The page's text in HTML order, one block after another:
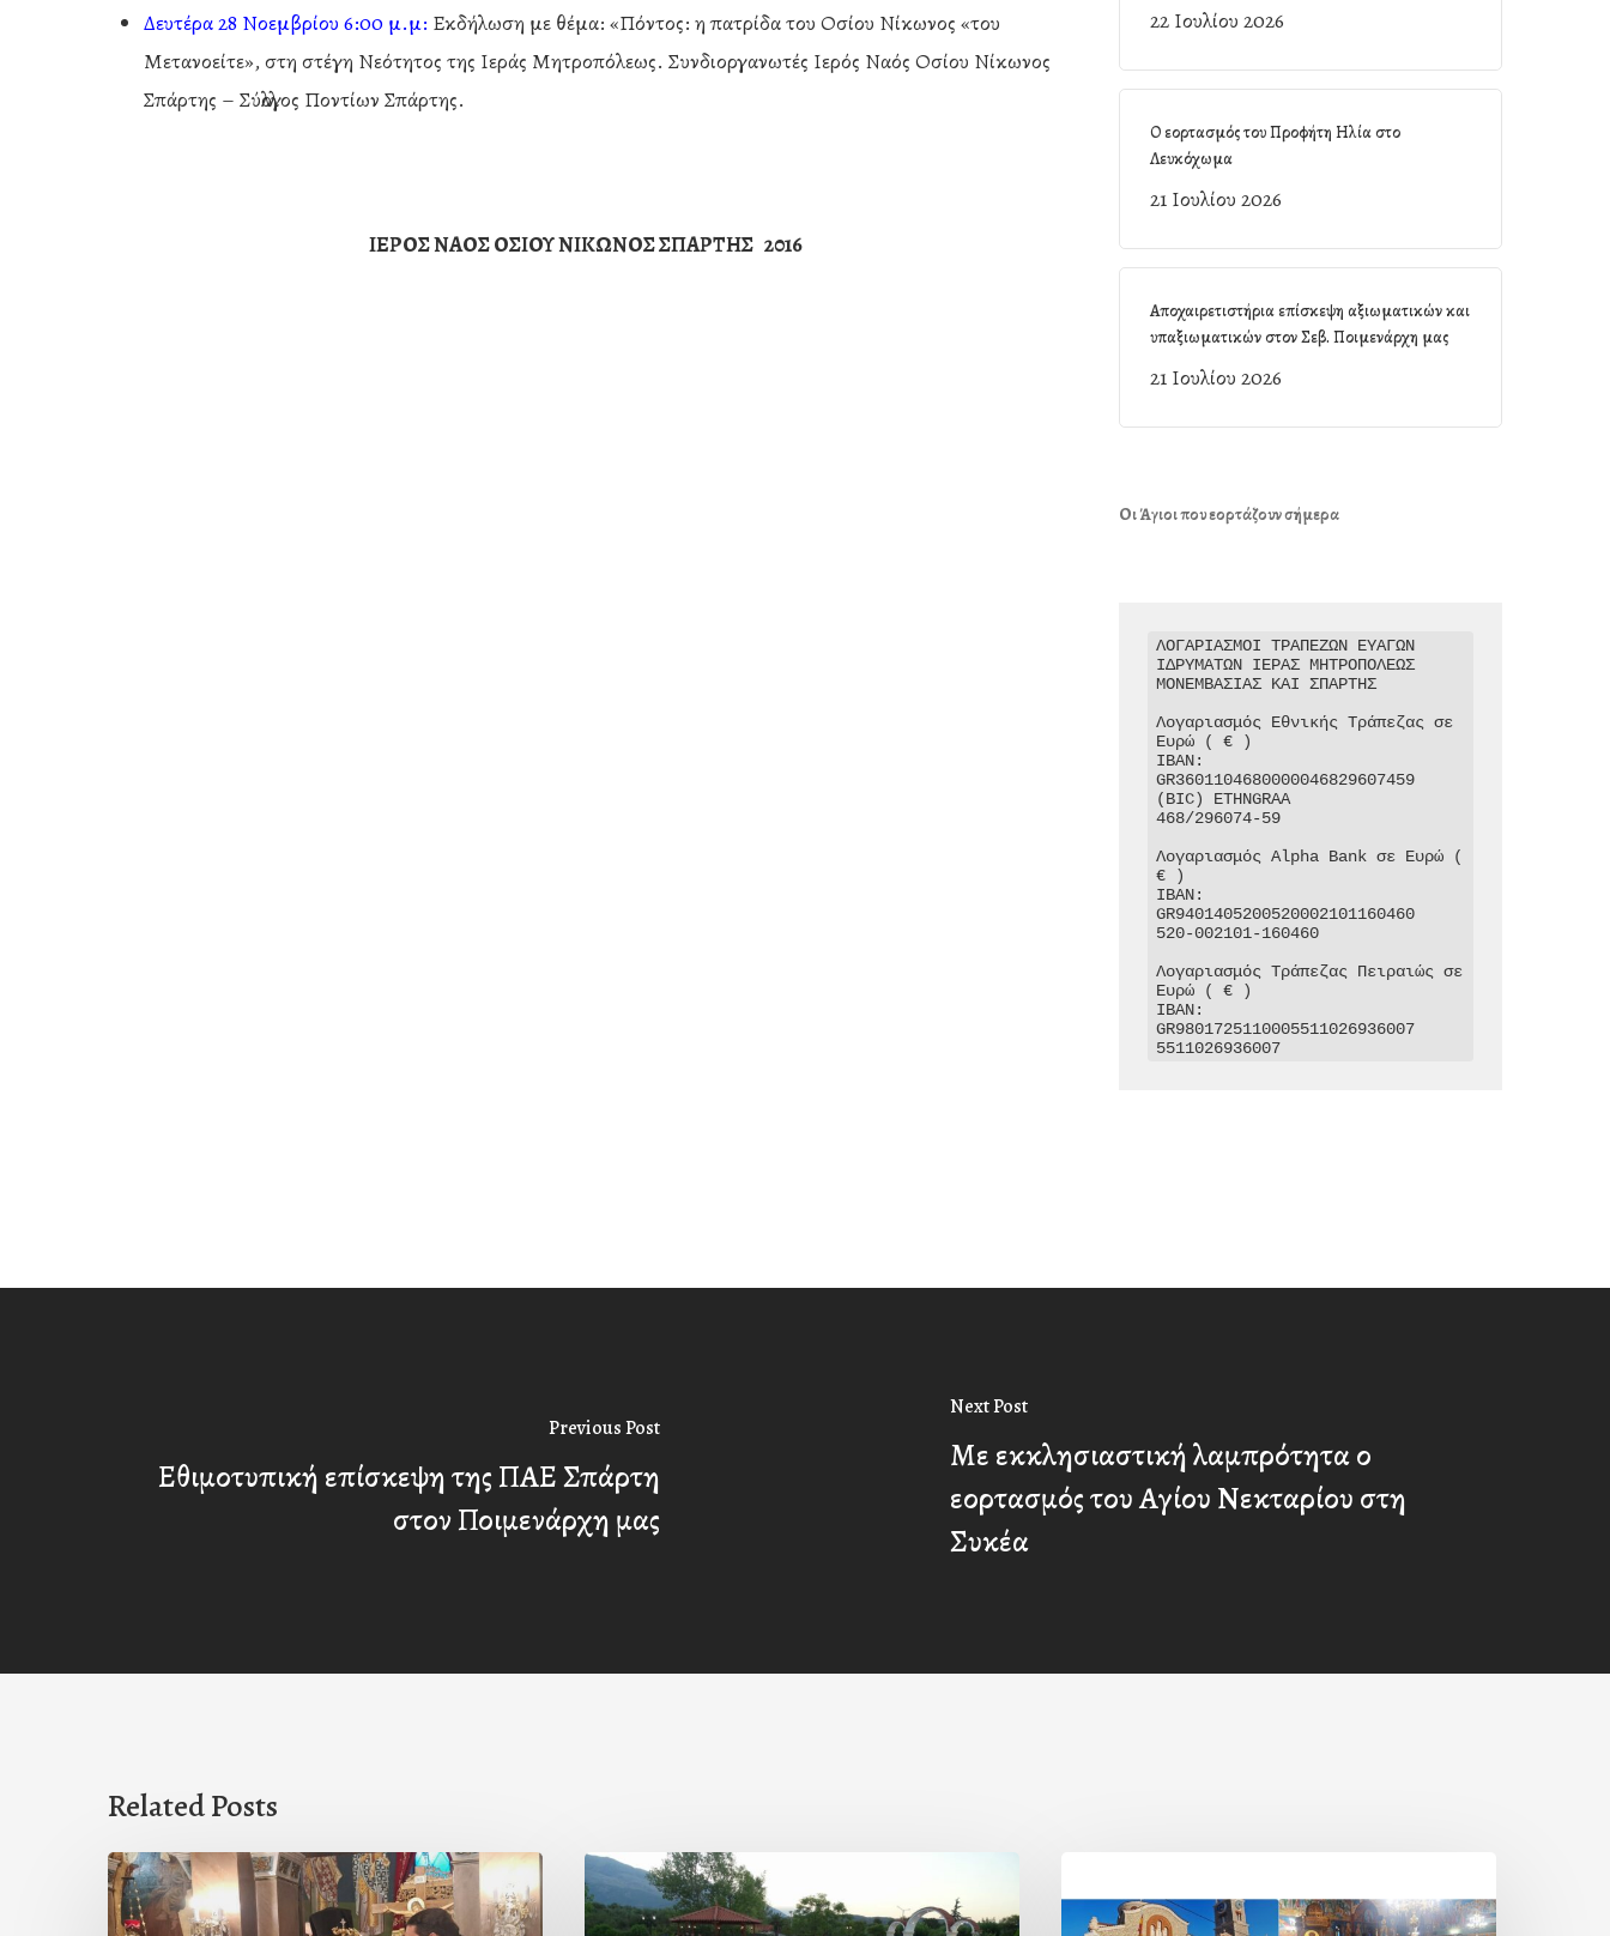
Δευτέρα 28 Νοεμβρίου 6:00 μ.μ: Εκδήλωση με θέμα: «Πόντος: η πατρίδα του Οσίου Νίκωνος «του
Μετανοείτε», στη στέγη Νεότητος της Ιεράς Μητροπόλεως. Συνδιοργανωτές Ιερός Ναός Οσίου Νίκωνος
Σπάρτης – Σύλλογος Ποντίων Σπάρτης.
ΙΕΡΟΣ ΝΑΟΣ ΟΣΙΟΥ ΝΙΚΩΝΟΣ ΣΠΑΡΤΗΣ 2016
22 Ιουλίου 2026
Ο εορτασμός του Προφήτη Ηλία στο
Λευκόχωμα
21 Ιουλίου 2026
Αποχαιρετιστήρια επίσκεψη αξιωματικών και
υπαξιωματικών στον Σεβ. Ποιμενάρχη μας
21 Ιουλίου 2026
Οι Άγιοι που εορτάζουν σήμερα
ΛΟΓΑΡΙΑΣΜΟΙ ΤΡΑΠΕΖΩΝ ΕΥΑΓΩΝ
ΙΔΡΥΜΑΤΩΝ ΙΕΡΑΣ ΜΗΤΡΟΠΟΛΕΩΣ
ΜΟΝΕΜΒΑΣΙΑΣ ΚΑΙ ΣΠΑΡΤΗΣ
Λογαριασμός Εθνικής Τράπεζας σε
Ευρώ ( € )
IBAN:
GR3601104680000046829607459
(BIC) ETHNGRAA
468/296074-59
Λογαριασμός Alpha Bank σε Ευρώ (
€ )
IBAN:
GR9401405200520002101160460
520-002101-160460
Λογαριασμός Τράπεζας Πειραιώς σε
Ευρώ ( € )
IBAN:
GR9801725110005511026936007
5511026936007
Previous Post
Εθιμοτυπική επίσκεψη της ΠΑΕ Σπάρτη
στον Ποιμενάρχη μας
Next Post
Με εκκλησιαστική λαμπρότητα ο
εορτασμός του Αγίου Νεκταρίου στη
Συκέα
Related Posts
Ιερά
Παράκληση
Πρόσκληση
προς
εορτή